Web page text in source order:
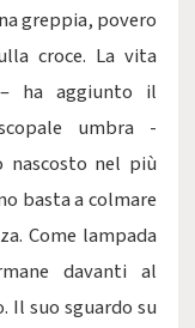
greppia, povero
croce. La vita
ha aggiunto il
umbra -
nascosto nel più
basta a colmare
Come lampada
davanti al
Il suo sguardo su